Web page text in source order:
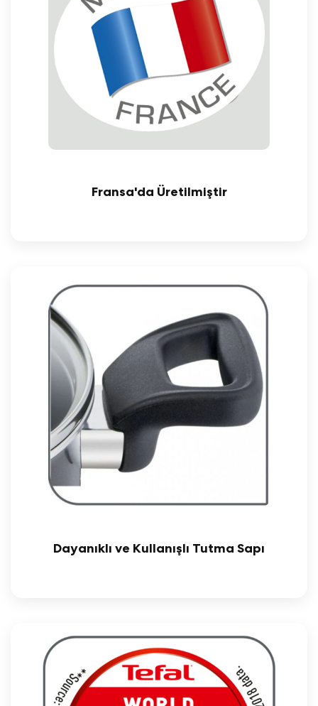
Fransa'da Üretilmiştir
Dayanıklı ve Kullanışlı Tutma Sapı